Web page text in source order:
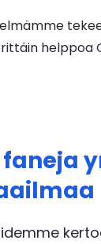
helppoa
faneja